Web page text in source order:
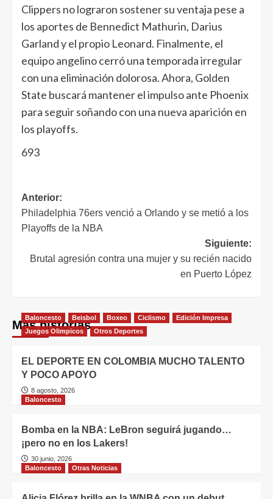
Clippers no lograron sostener su ventaja pese a
los aportes de Bennedict Mathurin, Darius
Garland y el propio Leonard. Finalmente, el
equipo angelino cerró una temporada irregular
con una eliminación dolorosa. Ahora, Golden
State buscará mantener el impulso ante Phoenix
para seguir soñando con una nueva aparición en
los playoffs.
693
Anterior:
Philadelphia 76ers venció a Orlando y se metió a los
Playoffs de la NBA
Siguiente:
Brutal agresión contra una mujer y su recién nacido
en Puerto López
Más historias
Baloncesto Beisbol Boxeo Ciclismo
Edición Impresa
Juegos Olimpicos
Otros Deportes
EL DEPORTE EN COLOMBIA MUCHO TALENTO
Y POCO APOYO
8 agosto, 2026
Baloncesto
Bomba en la NBA: LeBron seguirá jugando…
¡pero no en los Lakers!
30 junio, 2026
Baloncesto
Otras Noticias